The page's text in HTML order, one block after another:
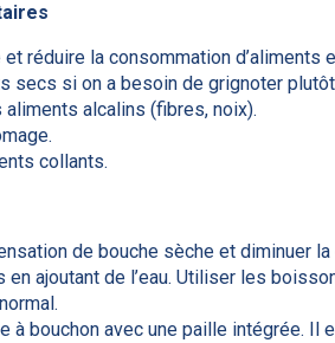
réduire la consommation
secs si on a besoin de grignoter
alcalins (fibres, noix).
collants.
de bouche sèche et diminuer
ajoutant de l’eau. Utiliser les
à bouchon avec une paille intégrée.